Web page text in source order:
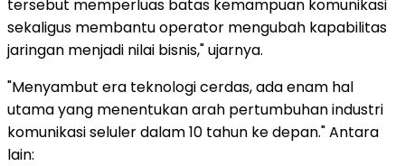
tersebut memperluas batas kemampuan komunikasi
sekaligus membantu operator mengubah kapabilitas
jaringan menjadi nilai bisnis," ujarnya.
"Menyambut era teknologi cerdas, ada enam hal
utama yang menentukan arah pertumbuhan industri
komunikasi seluler dalam 10 tahun ke depan." Antara
lain: